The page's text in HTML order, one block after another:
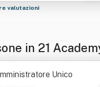
valutazioni
in 21
Unico